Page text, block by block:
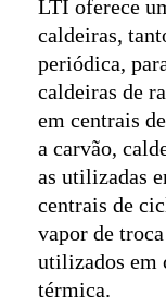
LTI oferece
caldeiras,
periódica,
caldeiras de
em centrais
a carvão,
as utilizadas
centrais de
vapor de
utilizados em
térmica.